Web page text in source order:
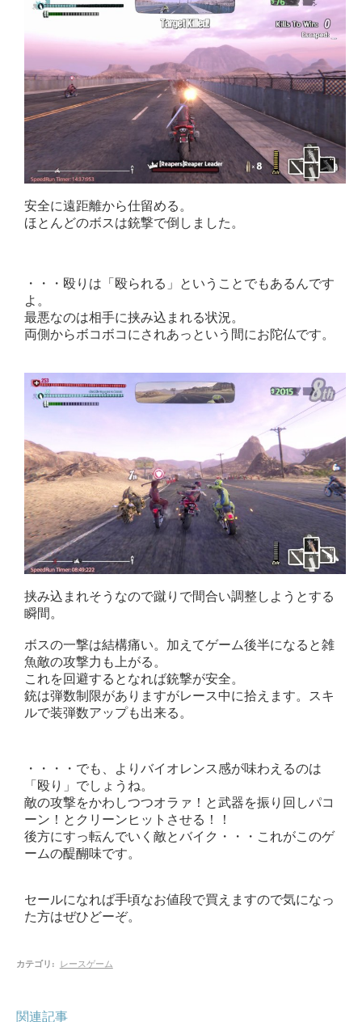
安全に遠距離から仕留める。
ほとんどのボスは銃撃で倒しました。
・・・殴りは「殴られる」ということでもあるんです
よ。
最悪なのは相手に挟み込まれる状況。
両側からボコボコにされあっという間にお陀仏です。
挟み込まれそうなので蹴りで間合い調整しようとする
瞬間。
ボスの一撃は結構痛い。加えてゲーム後半になると雑
魚敵の攻撃力も上がる。
これを回避するとなれば銃撃が安全。
銃は弾数制限がありますがレース中に拾えます。スキ
ルで装弾数アップも出来る。
・・・・でも、よりバイオレンス感が味わえるのは
「殴り」でしょうね。
敵の攻撃をかわしつつオラァ！と武器を振り回しパコ
ーン！とクリーンヒットさせる！！
後方にすっ転んでいく敵とバイク・・・これがこのゲ
ームの醍醐味です。
セールになれば手頃なお値段で買えますので気になっ
た方はぜひどーぞ。
カテゴリ : レースゲーム
関連記事